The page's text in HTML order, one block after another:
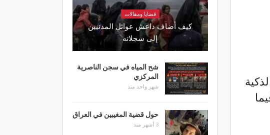
قضايا ومقالات
كيف أضاف داعش عوائل المدنيين
إلى سجلاته
شح المياه في سجن الناصرية
المركزي
شهر واحد منذ
حول قضية المغيبين في العراق
3 أشهر منذ